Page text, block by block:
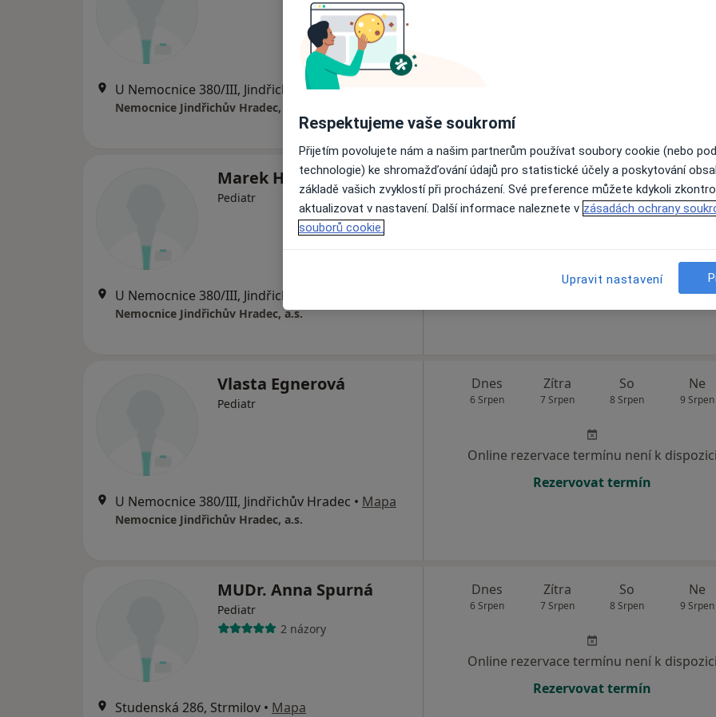
U Nemocnice 380/III, Jindřichův Hradec
Nemocnice Jindřichův Hradec, a.s.
Marek Hilovský
Pediatr
U Nemocnice 380/III, Jindřichův Hradec
Nemocnice Jindřichův Hradec, a.s.
Dnes
6 Srpen
Zítra
7 Srpen
So
8 Srpen
Ne
9 Srpen
Rezervovat termín
Vlasta Egnerová
Pediatr
U Nemocnice 380/III, Jindřichův Hradec • Mapa
Nemocnice Jindřichův Hradec, a.s.
Dnes
6 Srpen
Zítra
7 Srpen
So
8 Srpen
Ne
9 Srpen
Online rezervace termínu není k dispozici
Rezervovat termín
MUDr. Anna Spurná
Pediatr
2 názory
Studenská 286, Strmilov • Mapa
Dnes
6 Srpen
Zítra
7 Srpen
So
8 Srpen
Ne
9 Srpen
Online rezervace termínu není k dispozici
Rezervovat termín
Respektujeme vaše soukromí
Přijetím povolujete nám a našim partnerům používat soubory cookie (nebo
technologie) ke shromažďování údajů pro statistické účely a poskytování
základě vašich zvyklostí při procházení. Své preference můžete kdykoli
aktualizovat v nastavení. Další informace naleznete v zásadách ochrany
souborů cookie.
Upravit nastavení